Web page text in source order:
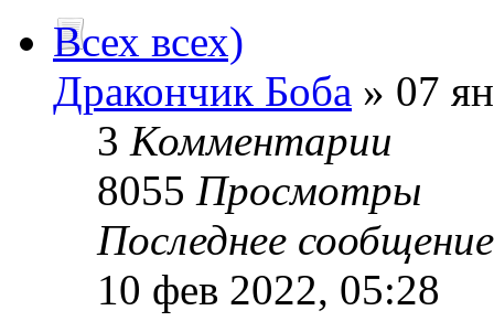
Всех всех)
Дракончик Боба » 07
3 Комментарии
8055 Просмотры
Последнее
10 фев 2022, 05:28